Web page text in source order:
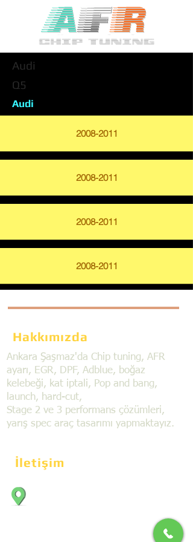
Audi
Q5
Audi
2008-2011
2008-2011
2008-2011
2008-2011
Hakkımızda
Ankara Şaşmaz'da Chip tuning, AFR
ayarı, EGR, DPF, Adblue, boğaz
kelebeği, kat iptali, Pop and bang,
launch, hard-cut,
Stage 2 ve 3 performans çözümleri,
yarış spec araç tasarımı yapmaktayız.
İletişim